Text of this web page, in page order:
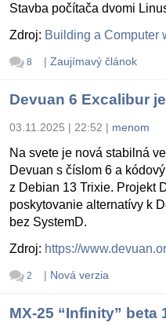
Stavba počítača dvomi
Zdroj: Building a Computer
8 | Zaujímavý článok
Devuan 6 Excalibur
03.11.2025 | 22:52 | menom
Na svete je nová stabilná
Devuan s číslom 6 a
z Debian 13 Trixie. Projekt
poskytovanie alternatívy k
bez SystemD.
Zdroj: https://
2 | Nová verzia
MX-25 “Infinity” beta